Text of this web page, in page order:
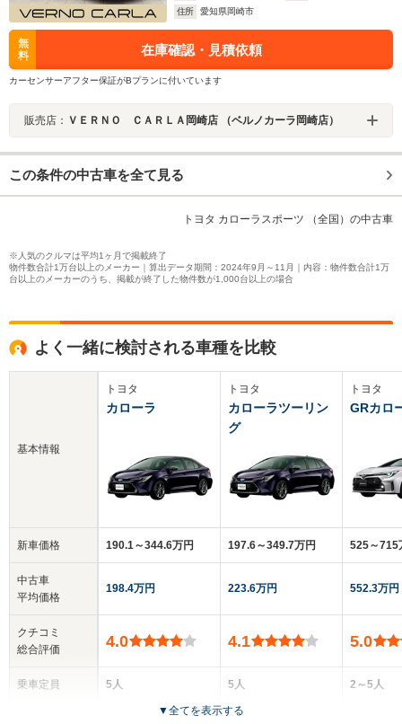
住所
愛知県岡崎市
無
料
在庫確認・見積依頼
カーセンサーアフター保証がBプランに付いています
販売店： ＶＥＲＮＯ ＣＡＲＬＡ岡崎店 （ベルノカーラ岡崎店）
この条件の中古車を全て見る
トヨタ カローラスポーツ （全国）の中古車
※人気のクルマは平均1ヶ月で掲載終了
物件数合計1万台以上のメーカー｜算出データ期間：2024年9月～11月｜内容：物件数合計1万
台以上のメーカーのうち、掲載が終了した物件数が1,000台以上の場合
よく一緒に検討される車種を比較
基本情報
新車価格
中古車
平均価格
クチコミ
総合評価
乗車定員
トヨタ
カローラ
190.1～344.6万円
198.4万円
4.0
5人
トヨタ
カローラツーリン
グ
197.6～349.7万円
223.6万円
4.1
5人
5ドア
トヨタ
GRカロ
525～715
552.3万円
5.0
2～5人
▼全てを表示する